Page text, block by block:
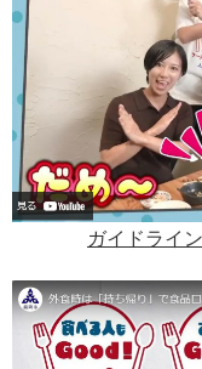
ガイドライ